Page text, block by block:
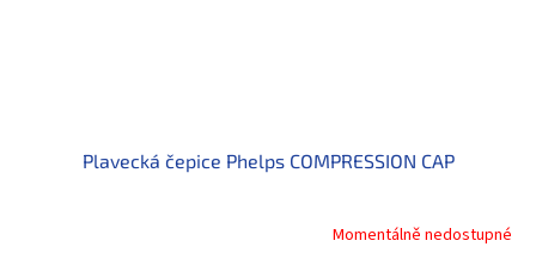
Plavecká čepice Phelps COMPRESSION CAP
Momentálně nedostupné